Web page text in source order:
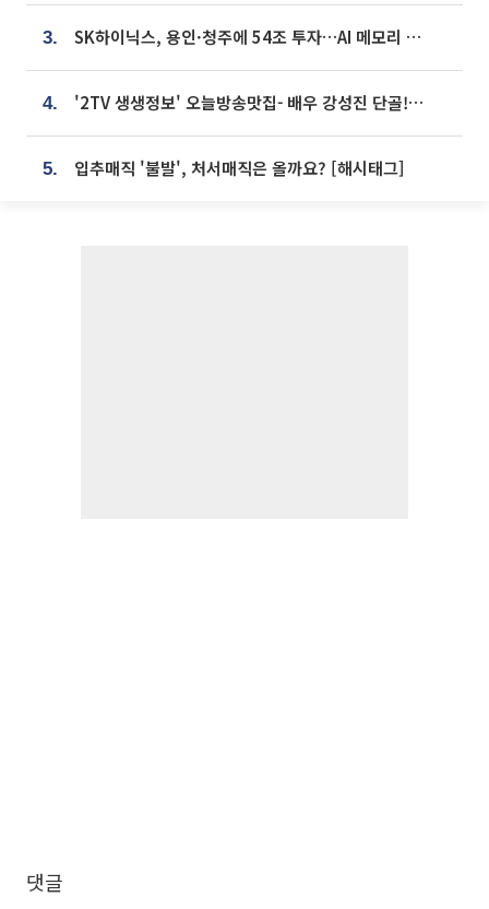
3. SK하이닉스, 용인·청주에 54조 투자…AI 메모리 생산기지 키운다
4. '2TV 생생정보' 오늘방송맛집- 배우 강성진 단골! 쌀국수ㆍ푸팟퐁 커리 맛집 '블○○○'
5. 입추매직 '불발', 처서매직은 올까요? [해시태그]
댓글